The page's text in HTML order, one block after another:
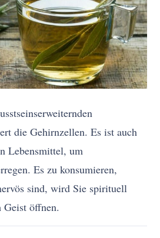
die Gehirnzellen. Es ist auch
Lebensmittel, um
Es zu konsumieren,
sind, wird Sie spirituell
Geist öffnen.